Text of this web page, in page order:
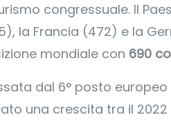
congressuale. Il
la Francia (472) e la
mondiale con 690
dal 6° posto
una crescita tra il 2022